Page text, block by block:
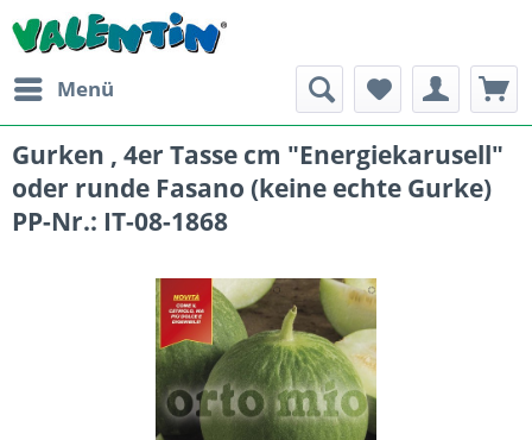
Menü
Gurken , 4er Tasse cm "Energiekarusell"
oder runde Fasano (keine echte Gurke)
PP-Nr.: IT-08-1868